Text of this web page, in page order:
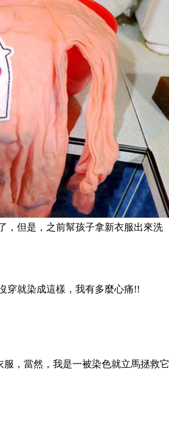
， 但是，之前幫孩子拿新衣服出來洗
穿就染成這樣，我有多麼心痛!!
， 當然，我是一被染色就立馬拯救它